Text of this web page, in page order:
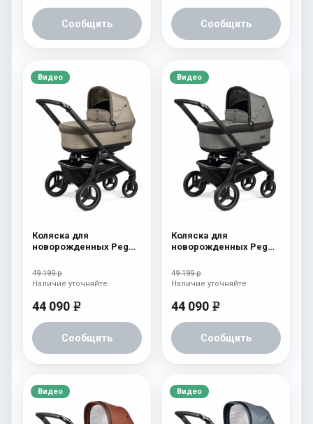
Сообщить Сообщить
Видео
Коляска для
новорожденных Peg
Cream
49 199 р
44 090 e
Сообщить
Наличие уточняйте
Видео
Коляска для
новорожденных Peg
Atmosphere
49 199 р
44 090 e
Сообщить
Наличие уточняйте
Видео Видео